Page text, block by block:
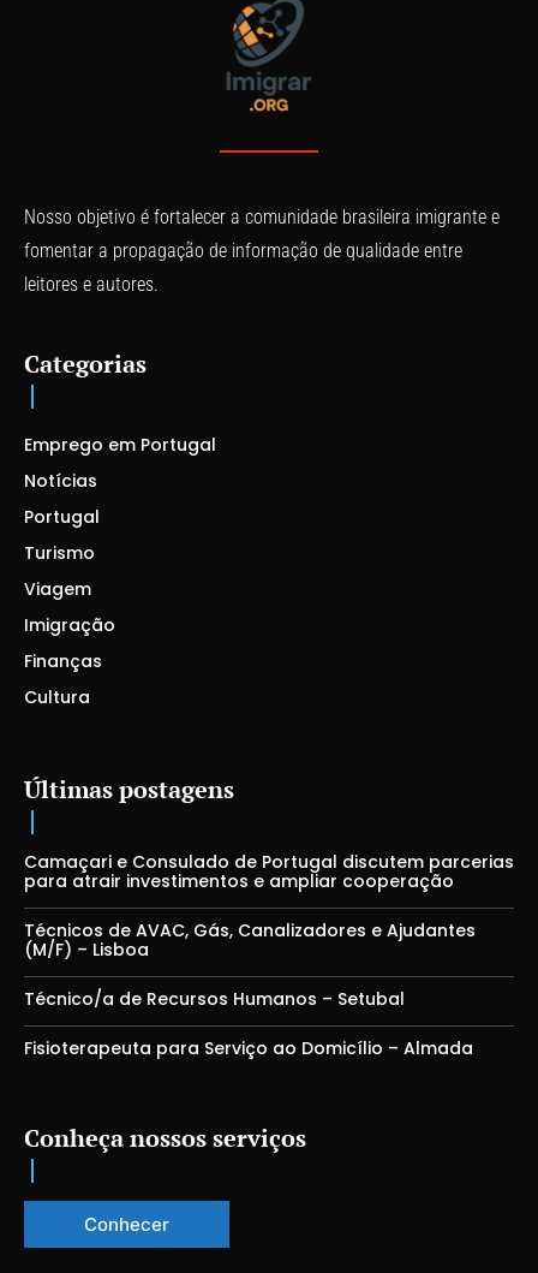
Nosso objetivo é fortalecer a comunidade brasileira imigrante e
fomentar a propagação de informação de qualidade entre
leitores e autores.
Categorias
Emprego em Portugal
Notícias
Portugal
Turismo
Viagem
Imigração
Finanças
Cultura
Últimas postagens
Camaçari e Consulado de Portugal discutem parcerias
para atrair investimentos e ampliar cooperação
Técnicos de AVAC, Gás, Canalizadores e Ajudantes
(M/F) – Lisboa
Técnico/a de Recursos Humanos – Setubal
Fisioterapeuta para Serviço ao Domicílio – Almada
Conheça nossos serviços
Conhecer